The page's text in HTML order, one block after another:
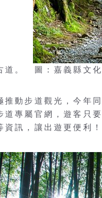
道。 圖：嘉義縣文化
推動步道觀光，今年
道專屬官網，遊客只
資訊，讓出遊更便利！